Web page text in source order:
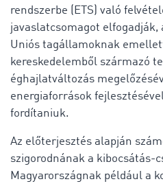
rendszerbe (ETS) való
javaslatcsomagot
Uniós tagállamoknak
kereskedelemből származó
éghajlatváltozás
energiaforrások
fordítaniuk.
Az előterjesztés alapján
szigorodnának a kibocsátás-
Magyarországnak például a